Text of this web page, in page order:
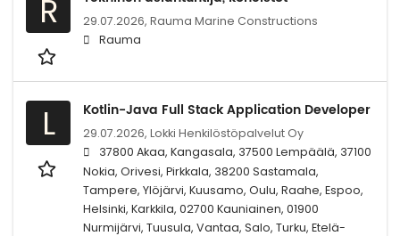
R 29.07.2026, Rauma Marine Constructions
Rauma
L Kotlin-Java Full Stack Application Developer
29.07.2026, Lokki Henkilöstöpalvelut Oy
37800 Akaa, Kangasala, 37500 Lempäälä, 37100
Nokia, Orivesi, Pirkkala, 38200 Sastamala,
Tampere, Ylöjärvi, Kuusamo, Oulu, Raahe, Espoo,
Helsinki, Karkkila, 02700 Kauniainen, 01900
Nurmijärvi, Tuusula, Vantaa, Salo, Turku, Etelä-